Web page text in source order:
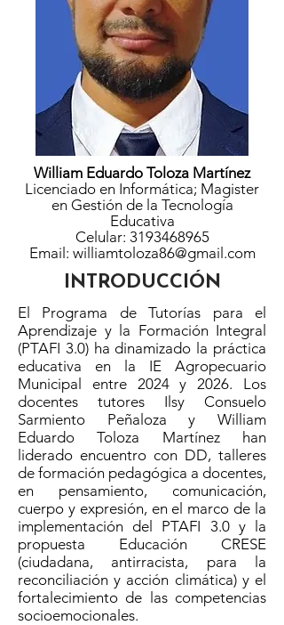
William Eduardo Toloza Martínez
Licenciado en Informática; Magister
en Gestión de la Tecnología
Educativa
Celular: 3193468965
Email: williamtoloza86@gmail.com
INTRODUCCIÓN
El Programa de Tutorías para el
Aprendizaje y la Formación Integral
(PTAFI 3.0) ha dinamizado la práctica
educativa en la IE Agropecuario
Municipal entre 2024 y 2026. Los
docentes tutores Ilsy Consuelo
Sarmiento Peñaloza y William
Eduardo Toloza Martínez han
liderado encuentro con DD, talleres
de formación pedagógica a docentes,
en pensamiento, comunicación,
cuerpo y expresión, en el marco de la
implementación del PTAFI 3.0 y la
propuesta Educación CRESE
(ciudadana, antirracista, para la
reconciliación y acción climática) y el
fortalecimiento de las competencias
socioemocionales.